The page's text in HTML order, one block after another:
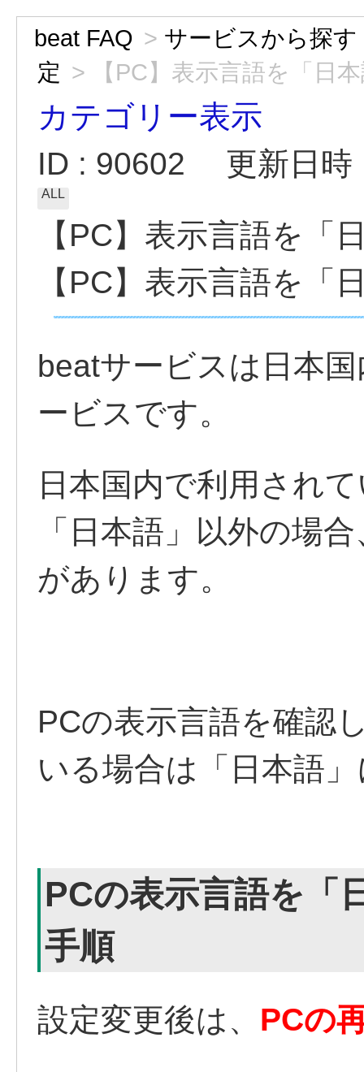
beat FAQ > サービスから探す
定 > 【PC】表示言語を「日
カテゴリー表示
ID : 90602
更新日時
ALL
【PC】表示言語を「
【PC】表示言語を「
beatサービスは日本
ービスです。
日本国内で利用され
「日本語」以外の場
があります。
PCの表示言語を確認
いる場合は「日本語
PCの表示言語を「
手順
設定変更後は、 PCの